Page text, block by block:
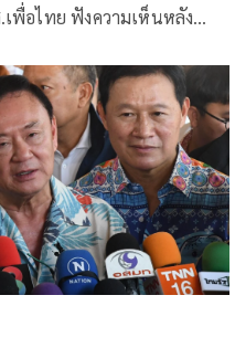
เพื่อไทย ฟังความเห็นหลัง